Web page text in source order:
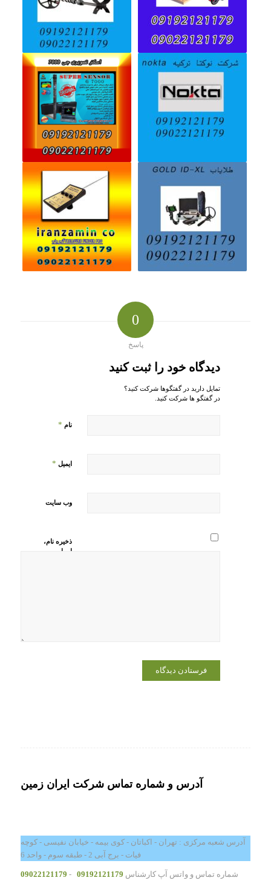
0
پاسخ
دیدگاه خود را ثبت کنید
تمایل دارید در گفتگوها شرکت کنید؟
در گفتگو ها شرکت کنید.
نام *
ایمیل *
وب‌ سایت
ذخیره نام،
ایمیل و
آدرس و شماره تماس شرکت ایران زمین
آدرس شعبه مرکزی : تهران - اکباتان - کوی بیمه - خیابان نفیسی - کوچه
فیات - برج آبی 2 - طبقه سوم - واحد 6
شماره تماس و واتس آپ کارشناس 09192121179
-
09022121179